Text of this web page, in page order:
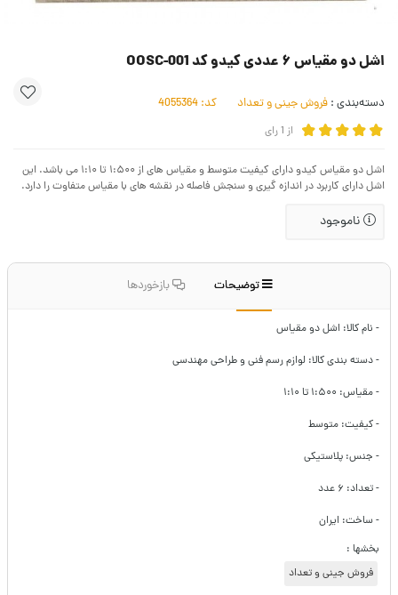
اشل دو مقیاس ۶ عددی کیدو کد OOSC-001
دسته‌بندی : فروش جینی و تعداد کد:
از 1رای
اشل دو مقیاس کیدو دارای کیفیت متوسط و مقیاس های از ۱:۵۰۰ تا ۱:۱۰ می باشد. این
اشل دارای کاربرد در اندازه گیری و سنجش فاصله در نقشه های با مقیاس متفاوت را دارد.
ناموجود
توضیحات بازخوردها
- نام کالا: اشل دو مقیاس
- دسته بندی کالا: لوازم رسم فنی و طراحی مهندسی
- مقیاس: ۱:۵۰۰ تا ۱:۱۰
- کیفیت: متوسط
- جنس:‌ پلاستیکی
- تعداد: ۶ عدد
- ساخت: ایران
بخشها :
فروش جینی و تعداد